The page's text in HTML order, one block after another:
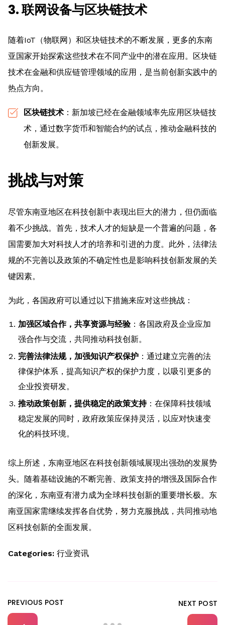
3. 联网设备与区块链技术
随着IoT（物联网）和区块链技术的不断发展，更多的东南
亚国家开始探索这些技术在不同产业中的潜在应用。区块链
技术在金融和供应链管理领域的应用，是当前创新实践中的
热点方向。
区块链技术 ：新加坡已经在金融领域率先应用区块链技
术，通过数字货币和智能合约的试点，推动金融科技的
创新发展。
挑战与对策
尽管东南亚地区在科技创新中表现出巨大的潜力，但仍面临
着不少挑战。首先，技术人才的短缺是一个普遍的问题，各
国需要加大对科技人才的培养和引进的力度。此外，法律法
规的不完善以及政策的不确定性也是影响科技创新发展的关
键因素。
为此，各国政府可以通过以下措施来应对这些挑战：
加强区域合作，共享资源与经验：各国政府及企业应加
强合作与交流，共同推动科技创新。
完善法律法规，加强知识产权保护 ：通过建立完善的法
律保护体系，提高知识产权的保护力度，以吸引更多的
企业投资研发。
推动政策创新，提供稳定的政策支持：在保障科技领域
稳定发展的同时，政府政策应保持灵活，以应对快速变
化的科技环境。
综上所述，东南亚地区在科技创新领域展现出强劲的发展势
头。随着基础设施的不断完善、政策支持的增强及国际合作
的深化，东南亚有潜力成为全球科技创新的重要增长极。东
南亚国家需继续发挥各自优势，努力克服挑战，共同推动地
区科技创新的全面发展。
Categories: 行业资讯
PREVIOUS POST NEXT POST